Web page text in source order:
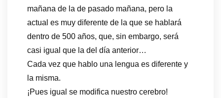
mañana de la de pasado mañana, pero la
actual es muy diferente de la que se hablará
dentro de 500 años, que, sin embargo, será
casi igual que la del día anterior…
Cada vez que hablo una lengua es diferente y
la misma.
¡Pues igual se modifica nuestro cerebro!